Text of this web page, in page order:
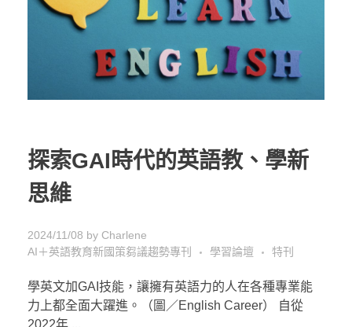
探索GAI時代的英語教、學新
思維
2024/11/08 by Charlene
AI＋英語教育新國策芻議趨勢專刊
學習論壇 特刊
學英文加GAI技能，讓擁有英語力的人在各種專業能
力上都全面大躍進。（圖／English Career） 自從
2022年 ...